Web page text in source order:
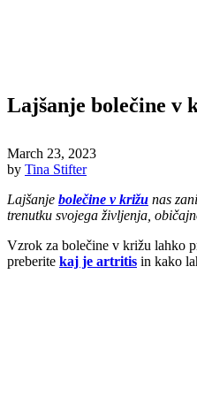
Lajšanje bolečine v
March 23, 2023
by Tina Stifter
Lajšanje bolečine v križu nas
trenutku svojega življenja,
Vzrok za bolečine v križu lahko
preberite kaj je artritis in kako